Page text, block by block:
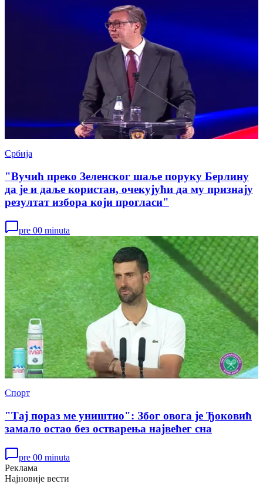
Србија
"Вучић преко Зеленског шаље поруку Берлину
да је и даље користан, очекујући да му признају
резултат избора који прогласи"
pre 00 minuta
Спорт
"Тај пораз ме уништио": Због овога је Ђоковић
замало остао без остварења највећег сна
pre 00 minuta
Реклама
Најновије вести